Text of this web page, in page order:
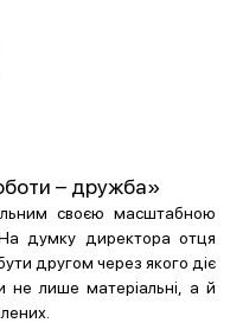
– дружба»
своєю масштабною
думку директора отця
другом через якого діє
не лише матеріальні, а й